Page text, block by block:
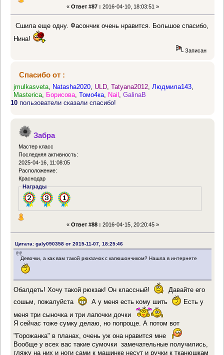
« Ответ #87 : 2016-04-10, 18:03:51 »
Сшила еще одну. Фасончик очень нравится. Большое спасибо,
Нина!
Записан
Спасибо от :
jmulkasveta, Natasha2020, ULD,Tatyana2012,Людмила143,
Masterica, Борисова,Томо4ка, Nail ,GalinaB
10 пользователи сказали спасибо!
Забра
Мастер класс
Последняя активность:
2025-04-16, 11:08:05
Расположение:
Краснодар
Награды
« Ответ #88 : 2016-04-15, 20:20:45 »
Цитата: galy090358 от 2015-11-07, 18:25:46
Девочки, а как вам такой рюкзачок с капюшончиком? Нашла в интернете
Обалдеть! Хочу такой рюкзак! Он классный!
Давайте его
сошьм, пожалуйста
А у меня есть кому шить
Есть у
меня три сыночка и три лапочки дочки
Я сейчас тоже сумку делаю, но попроще. А потом вот
"Горожанка" в планах, очень уж она нравится мне
Вообще у всех вас такие сумочки замечательные получились,
гляжу на них и ноги сами к машинке несут и ручки к тканюшкам